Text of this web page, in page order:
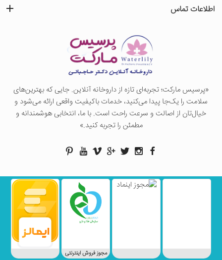
«پرسيس ماركت؛ تجربه‌ای تازه از داروخانه آنلاین. جایی که بهترین‌های
سلامت را یک‌جا پیدا می‌کنید، خدمات باکیفیت واقعی ارائه می‌شود و
خیال‌تان از اصالت و سرعت راحت است. با ما، انتخابی هوشمندانه و
مطمئن را تجربه کنید.»
اطلاعات تماس
مجوز فروش اینترنتی